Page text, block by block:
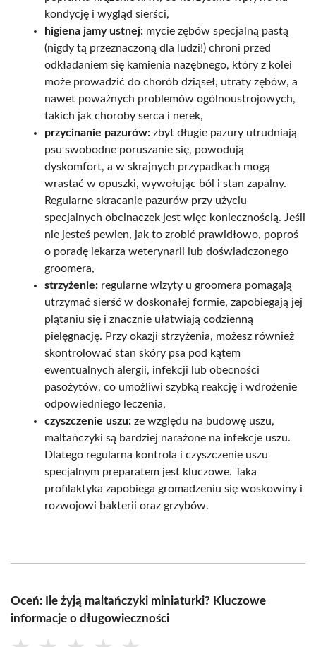
kondycję i wygląd sierści,
higiena jamy ustnej: mycie zębów specjalną pastą
(nigdy tą przeznaczoną dla ludzi!) chroni przed
odkładaniem się kamienia nazębnego, który z kolei
może prowadzić do chorób dziąseł, utraty zębów, a
nawet poważnych problemów ogólnoustrojowych,
takich jak choroby serca i nerek,
przycinanie pazurów: zbyt długie pazury utrudniają
psu swobodne poruszanie się, powodują
dyskomfort, a w skrajnych przypadkach mogą
wrastać w opuszki, wywołując ból i stan zapalny.
Regularne skracanie pazurów przy użyciu
specjalnych obcinaczek jest więc koniecznością. Jeśli
nie jesteś pewien, jak to zrobić prawidłowo, poproś
o poradę lekarza weterynarii lub doświadczonego
groomera,
strzyżenie: regularne wizyty u groomera pomagają
utrzymać sierść w doskonałej formie, zapobiegają jej
plątaniu się i znacznie ułatwiają codzienną
pielęgnację. Przy okazji strzyżenia, możesz również
skontrolować stan skóry psa pod kątem
ewentualnych alergii, infekcji lub obecności
pasożytów, co umożliwi szybką reakcję i wdrożenie
odpowiedniego leczenia,
czyszczenie uszu: ze względu na budowę uszu,
maltańczyki są bardziej narażone na infekcje uszu.
Dlatego regularna kontrola i czyszczenie uszu
specjalnym preparatem jest kluczowe. Taka
profilaktyka zapobiega gromadzeniu się woskowiny i
rozwojowi bakterii oraz grzybów.
Oceń: Ile żyją maltańczyki miniaturki? Kluczowe
informacje o długowieczności